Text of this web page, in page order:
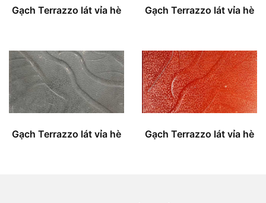
Gạch Terrazzo lát vỉa hè Gạch Terrazzo lát vỉa hè
Gạch Terrazzo lát vỉa hè Gạch Terrazzo lát vỉa hè